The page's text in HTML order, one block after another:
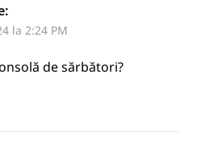
la 2:24 PM
de sărbători?